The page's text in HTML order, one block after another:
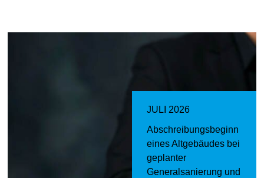
JULI 2026
Abschreibungsbeginn
eines Altgebäudes bei
geplanter
Generalsanierung und